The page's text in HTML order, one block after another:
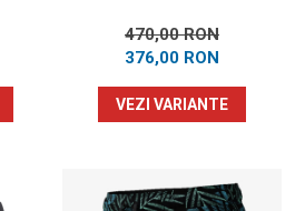
470,00 RON
376,00 RON
VEZI VARIANTE